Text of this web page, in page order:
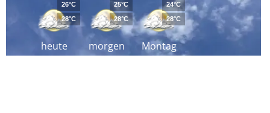
heute
26°C
28°C
morgen
25°C
28°C
Montag
24°C
28°C